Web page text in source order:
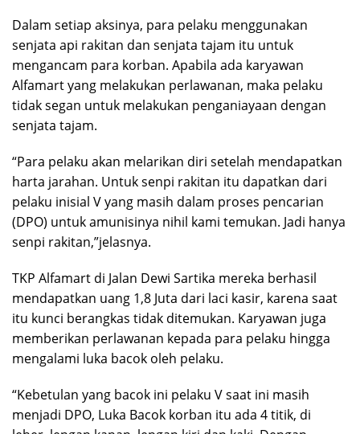
Dalam setiap aksinya, para pelaku menggunakan
senjata api rakitan dan senjata tajam itu untuk
mengancam para korban. Apabila ada karyawan
Alfamart yang melakukan perlawanan, maka pelaku
tidak segan untuk melakukan penganiayaan dengan
senjata tajam.
“Para pelaku akan melarikan diri setelah mendapatkan
harta jarahan. Untuk senpi rakitan itu dapatkan dari
pelaku inisial V yang masih dalam proses pencarian
(DPO) untuk amunisinya nihil kami temukan. Jadi hanya
senpi rakitan,”jelasnya.
TKP Alfamart di Jalan Dewi Sartika mereka berhasil
mendapatkan uang 1,8 Juta dari laci kasir, karena saat
itu kunci berangkas tidak ditemukan. Karyawan juga
memberikan perlawanan kepada para pelaku hingga
mengalami luka bacok oleh pelaku.
“Kebetulan yang bacok ini pelaku V saat ini masih
menjadi DPO, Luka Bacok korban itu ada 4 titik, di